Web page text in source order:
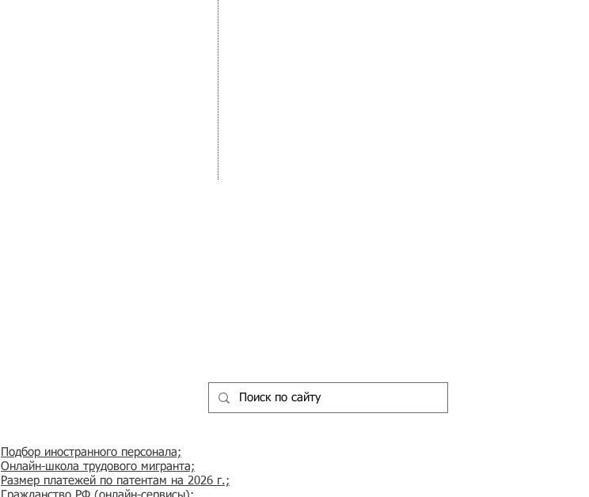
Подбор иностранного персонала;
Онлайн-школа трудового мигранта;
Размер платежей по патентам на 2026 г.;